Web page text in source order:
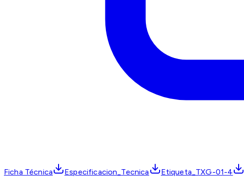
Ficha Técnica Especificacion_Tecnica Etiqueta_TXG-01-4